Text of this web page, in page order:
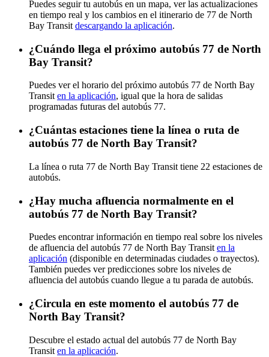
Puedes seguir tu autobús en un mapa, ver las actualizaciones
en tiempo real y los cambios en el itinerario de 77 de North
Bay Transit descargando la aplicación.
¿Cuándo llega el próximo autobús 77 de North
Bay Transit?
Puedes ver el horario del próximo autobús 77 de North Bay
Transit en la aplicación, igual que la hora de salidas
programadas futuras del autobús 77.
¿Cuántas estaciones tiene la línea o ruta de
autobús 77 de North Bay Transit?
La línea o ruta 77 de North Bay Transit tiene 22 estaciones de
autobús.
¿Hay mucha afluencia normalmente en el
autobús 77 de North Bay Transit?
Puedes encontrar información en tiempo real sobre los niveles
de afluencia del autobús 77 de North Bay Transit en la
aplicación (disponible en determinadas ciudades o trayectos).
También puedes ver predicciones sobre los niveles de
afluencia del autobús cuando llegue a tu parada de autobús.
¿Circula en este momento el autobús 77 de
North Bay Transit?
Descubre el estado actual del autobús 77 de North Bay
Transit en la aplicación.